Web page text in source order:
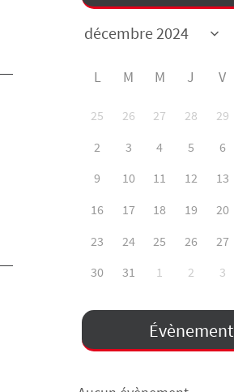
L M M J V
25 26 27 28 29
2
3 4 5 6
9
10 11 12 13
16
17 18 19 20
23
24 25 26 27
30
31 1 2 3
Évènement